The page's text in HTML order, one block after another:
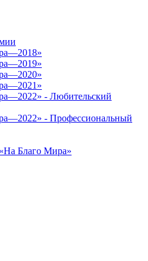
- Любительский
- Профессиональный
Благо Мира»